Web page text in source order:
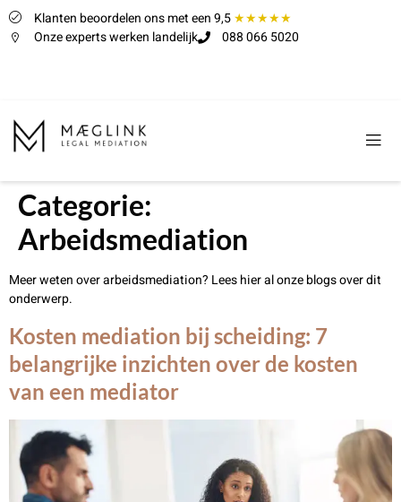
Klanten beoordelen ons met een 9,5★★★★★
Onze experts werken landelijk
088 066 5020
Categorie:
Arbeidsmediation
Meer weten over arbeidsmediation? Lees hier al onze blogs over dit
onderwerp.
Kosten mediation bij scheiding: 7
belangrijke inzichten over de kosten
van een mediator